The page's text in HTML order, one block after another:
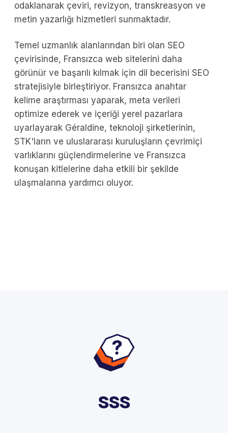
odaklanarak çeviri, revizyon, transkreasyon ve
metin yazarlığı hizmetleri sunmaktadır.
Temel uzmanlık alanlarından biri olan SEO
çevirisinde, Fransızca web sitelerini daha
görünür ve başarılı kılmak için dil becerisini SEO
stratejisiyle birleştiriyor. Fransızca anahtar
kelime araştırması yaparak, meta verileri
optimize ederek ve içeriği yerel pazarlara
uyarlayarak Géraldine, teknoloji şirketlerinin,
STK'ların ve uluslararası kuruluşların çevrimiçi
varlıklarını güçlendirmelerine ve Fransızca
konuşan kitlelerine daha etkili bir şekilde
ulaşmalarına yardımcı oluyor.
SSS